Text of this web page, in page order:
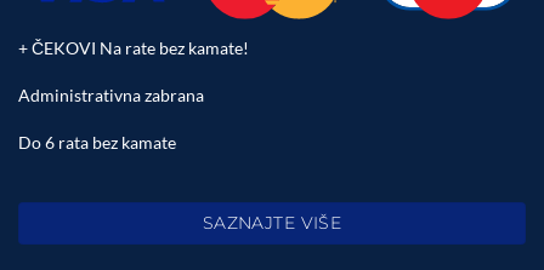
+ ČEKOVI Na rate bez kamate!
Administrativna zabrana
Do 6 rata bez kamate
SAZNAJTE VIŠE